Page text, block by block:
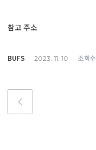
참고 주소
BUFS 2023. 11. 10 조회수